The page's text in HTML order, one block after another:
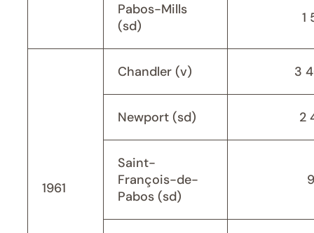
Pabos-Mills
(sd)
1
1961
Chandler (v) 3
Newport (sd) 2
Saint-
François-de-
Pabos (sd)